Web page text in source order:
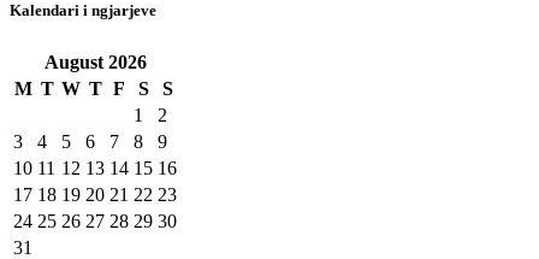
Kalendari i ngjarjeve
August 2026
M T W T F S
S
1
2
3
4 5 6 7 8
9
10 11 12 13 14 15 16
17 18 19 20 21 22 23
24 25 26 27 28 29 30
31